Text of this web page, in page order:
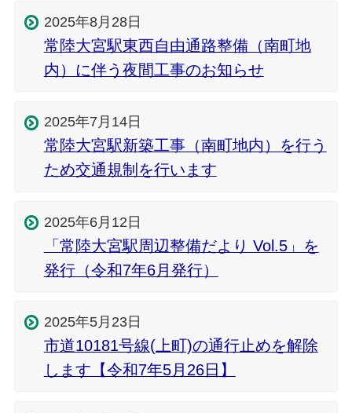
2025年8月28日
常陸大宮駅東西自由通路整備（南町地
内）に伴う夜間工事のお知らせ
2025年7月14日
常陸大宮駅新築工事（南町地内）を行う
ため交通規制を行います
2025年6月12日
「常陸大宮駅周辺整備だより Vol.5」を
発行（令和7年6月発行）
2025年5月23日
市道10181号線(上町)の通行止めを解除
します【令和7年5月26日】